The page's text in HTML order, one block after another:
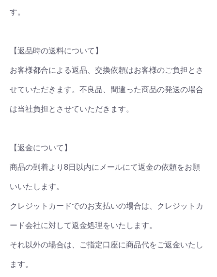
す。
【返品時の送料について】
お客様都合による返品、交換依頼はお客様のご負担とさ
せていただきます。不良品、間違った商品の発送の場合
は当社負担とさせていただきます。
【返金について】
商品の到着より8日以内にメールにて返金の依頼をお願
いいたします。
クレジットカードでのお支払いの場合は、クレジットカ
ード会社に対して返金処理をいたします。
それ以外の場合は、ご指定口座に商品代をご返金いたし
ます。